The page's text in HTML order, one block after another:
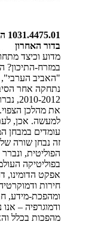
1031.4475.01
בדור האחרון
מדוע וכיצד
במזרח-
"האביב הערבי",
נתחקה אחר
את מהלכן
למעשה. אכן,
עומדים במבחן
זה נבחן שורה
הפוליטית,
בפוליטיקה
אפקט הדומינו,
חירות
ומהפכת-מידע,
ודמוגרפיה –
מהפכות בכלל